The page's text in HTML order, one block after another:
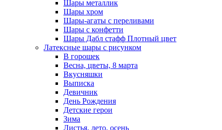
Шары металлик
Шары хром
Шары-агаты с переливами
Шары с конфетти
Шары Дабл стафф Плотный цвет
Латексные шары с рисунком
В горошек
Весна, цветы, 8 марта
Вкусняшки
Выписка
Девичник
День Рождения
Детские герои
Зима
Листья, лето, осень